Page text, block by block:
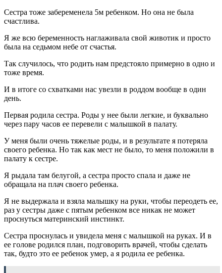
Сестра тоже забеременела 5м ребенком. Но она не была
счастлива.
Я же всю беременность наглаживала свой животик и просто
была на седьмом небе от счастья.
Так случилось, что родить нам предстояло примерно в одно и
тоже время.
И в итоге со схватками нас увезли в роддом вообще в один
день.
Первая родила сестра. Роды у нее были легкие, и буквально
через пару часов ее перевели с малышкой в палату.
У меня были очень тяжелые роды, и в результате я потеряла
своего ребенка. Но так как мест не было, то меня положили в
палату к сестре.
Я рыдала там белугой, а сестра просто спала и даже не
обращала на плач своего ребенка.
Я не выдержала и взяла малышку на руки, чтобы переодеть ее,
раз у сестры даже с пятым ребенком все никак не может
проснуться материнский инстинкт.
Сестра проснулась и увидела меня с малышкой на руках. И в
ее голове родился план, подговорить врачей, чтобы сделать
так, будто это ее ребенок умер, а я родила ее ребенка.